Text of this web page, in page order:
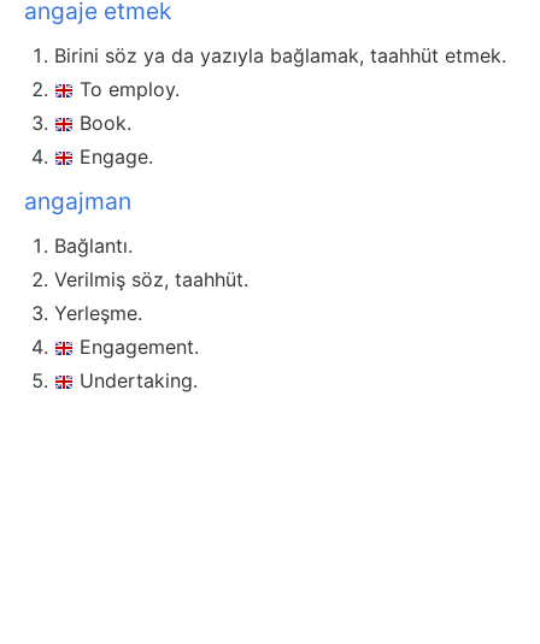
angaje etmek
Birini söz ya da yazıyla bağlamak, taahhüt etmek.
To employ.
Book.
Engage.
angajman
Bağlantı.
Verilmiş söz, taahhüt.
Yerleşme.
Engagement.
Undertaking.